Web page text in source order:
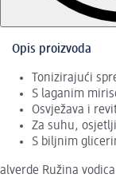
Opis proizvoda
Tonizirajući
S laganim
Osvježava i
Za suhu,
S biljnim
alverde Ružina